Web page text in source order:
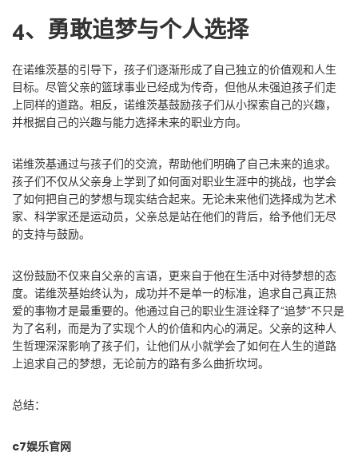
4、勇敢追梦与个人选择
在诺维茨基的引导下，孩子们逐渐形成了自己独立的价值观和人生
目标。尽管父亲的篮球事业已经成为传奇，但他从未强迫孩子们走
上同样的道路。相反，诺维茨基鼓励孩子们从小探索自己的兴趣，
并根据自己的兴趣与能力选择未来的职业方向。
诺维茨基通过与孩子们的交流，帮助他们明确了自己未来的追求。
孩子们不仅从父亲身上学到了如何面对职业生涯中的挑战，也学会
了如何把自己的梦想与现实结合起来。无论未来他们选择成为艺术
家、科学家还是运动员，父亲总是站在他们的背后，给予他们无尽
的支持与鼓励。
这份鼓励不仅来自父亲的言语，更来自于他在生活中对待梦想的态
度。诺维茨基始终认为，成功并不是单一的标准，追求自己真正热
爱的事物才是最重要的。他通过自己的职业生涯诠释了“追梦”不只是
为了名利，而是为了实现个人的价值和内心的满足。父亲的这种人
生哲理深深影响了孩子们，让他们从小就学会了如何在人生的道路
上追求自己的梦想，无论前方的路有多么曲折坎坷。
总结：
c7娱乐官网